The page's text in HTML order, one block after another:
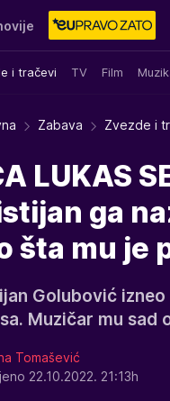
i tračevi TV Film
Yumama
Zabava Zvezde i
LUKAS
ga
šta mu je
Golubović
Muzičar mu sad
Tomašević
22.10.2022. 21:13h